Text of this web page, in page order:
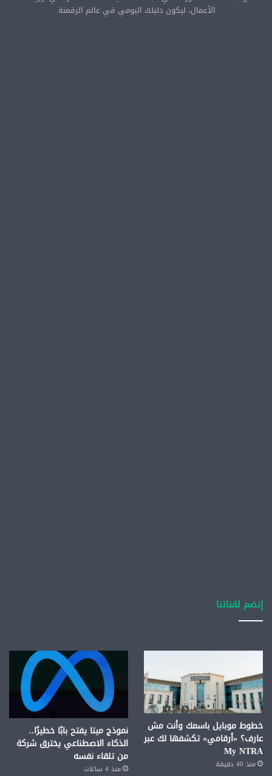
الأعمال، ليكون دليلك اليومي في عالم الرقمنة.
إنضم لقناتنا
خطوط موبايل باسمك وأنت مش
عارف؟ «أرقامي» تكشفها لك عبر
My NTRA
منذ 40 دقيقة
نموذج ميتا يفتح بابًا خطيرًا..
الذكاء الاصطناعي يخترق شركة
من تلقاء نفسه
منذ 4 ساعات